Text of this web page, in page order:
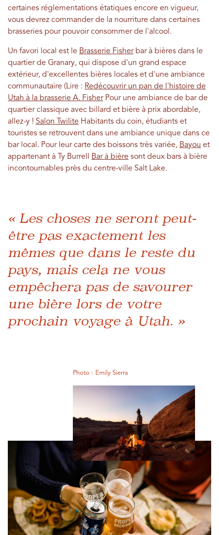
certaines réglementations étatiques encore en vigueur,
vous devrez commander de la nourriture dans certaines
brasseries pour pouvoir consommer de l'alcool.
Un favori local est le Brasserie Fisherbar à bières dans le
quartier de Granary, qui dispose d'un grand espace
extérieur, d'excellentes bières locales et d'une ambiance
communautaire (Lire : Redécouvrir un pan de l'histoire de
Utah à la brasserie A. FisherPour une ambiance de bar de
quartier classique avec billard et bière à prix abordable,
allez-y ! Salon Twilite Habitants du coin, étudiants et
touristes se retrouvent dans une ambiance unique dans ce
bar local. Pour leur carte des boissons très variée, Bayou et
appartenant à Ty Burrell
Bar à bière sont deux bars à bière
incontournables près du centre-ville Salt Lake.
« Les choses ne seront peut-
être pas exactement les
mêmes que dans le reste du
pays, mais cela ne vous
empêchera pas de savourer
une bière lors de votre
prochain voyage à Utah. »
Photo : Emily Sierra